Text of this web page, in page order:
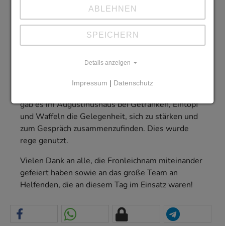
gab es im Augustinushaus bei Getränken, Eintopf
und Waffeln die Gelegenheit, sich zu stärken und
zum Gespräch zusammenzufinden. Dies wurde
rege genutzt.
Vielen Dank an alle, die Fronleichnam miteinander
gefeiert haben sowie an das große Team an
Helfenden, die an diesem Tag im Einsatz waren!
ABLEHNEN
SPEICHERN
Details anzeigen
Impressum | Datenschutz